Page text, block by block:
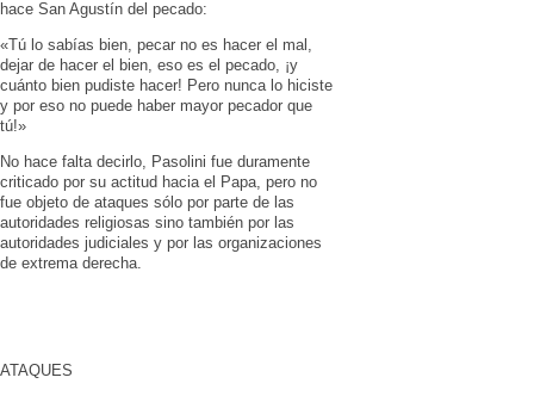
hace San Agustín del pecado:
«Tú lo sabías bien, pecar no es hacer el mal,
dejar de hacer el bien, eso es el pecado, ¡y
cuánto bien pudiste hacer! Pero nunca lo hiciste
y por eso no puede haber mayor pecador que
tú!»
No hace falta decirlo, Pasolini fue duramente
criticado por su actitud hacia el Papa, pero no
fue objeto de ataques sólo por parte de las
autoridades religiosas sino también por las
autoridades judiciales y por las organizaciones
de extrema derecha.
ATAQUES